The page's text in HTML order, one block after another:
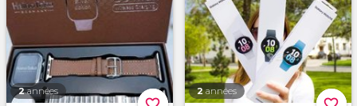
2 années 2 années